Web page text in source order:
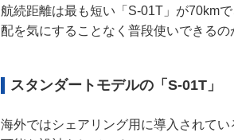
航続距離は最も短い「S-01T」が70km
配を気にすることなく普段使いできるの
スタンダートモデルの「S-01T」
海外ではシェアリング用に導入されて